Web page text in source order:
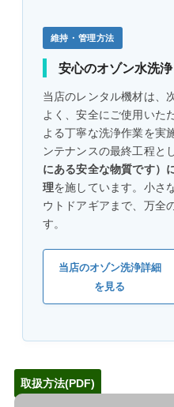
維持・管理方法
安心のオゾン水洗
当店のレンタル機材は、
よく、安全にご使用いた
よる丁寧な洗浄作業を実
ンテナンスの最終工程と
にある安全な物質です）
理を施しています。小さ
ウトドアギアまで、万全
す。
当店のオゾン洗浄詳細
を見る
取扱方法(PDF)